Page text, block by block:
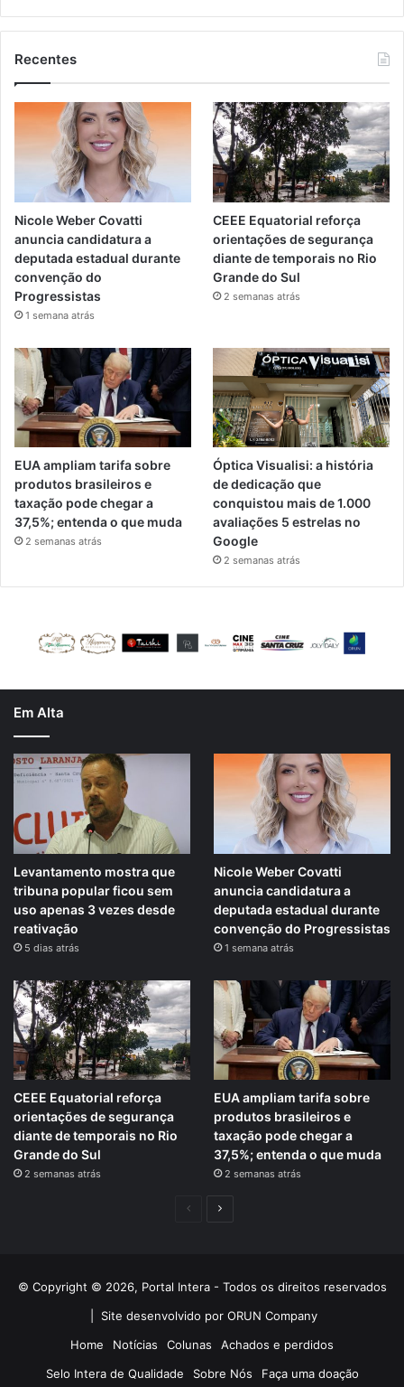
Recentes
Nicole Weber Covatti
anuncia candidatura a
deputada estadual durante
convenção do
Progressistas
1 semana atrás
CEEE Equatorial reforça
orientações de segurança
diante de temporais no Rio
Grande do Sul
2 semanas atrás
EUA ampliam tarifa sobre
produtos brasileiros e
taxação pode chegar a
37,5%; entenda o que muda
2 semanas atrás
Óptica Visualisi: a história
de dedicação que
conquistou mais de 1.000
avaliações 5 estrelas no
Google
2 semanas atrás
Em Alta
Levantamento mostra que
tribuna popular ficou sem
uso apenas 3 vezes desde
reativação
5 dias atrás
Nicole Weber Covatti
anuncia candidatura a
deputada estadual durante
convenção do Progressistas
1 semana atrás
CEEE Equatorial reforça
orientações de segurança
diante de temporais no Rio
Grande do Sul
2 semanas atrás
EUA ampliam tarifa sobre
produtos brasileiros e
taxação pode chegar a
37,5%; entenda o que muda
2 semanas atrás
PáginaPróxima
© Copyright © 2026, Portal Intera - Todos os direitos reservados
Site desenvolvido por ORUN Company
Home
Notícias Colunas
Achados e perdidos
Selo Intera de Qualidade
Sobre Nós Faça uma doação